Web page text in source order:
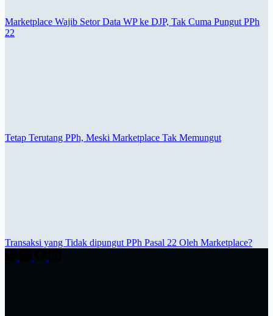
Marketplace Wajib Setor Data WP ke DJP, Tak Cuma Pungut PPh
22
Tetap Terutang PPh, Meski Marketplace Tak Memungut
Transaksi yang Tidak dipungut PPh Pasal 22 Oleh Marketplace?